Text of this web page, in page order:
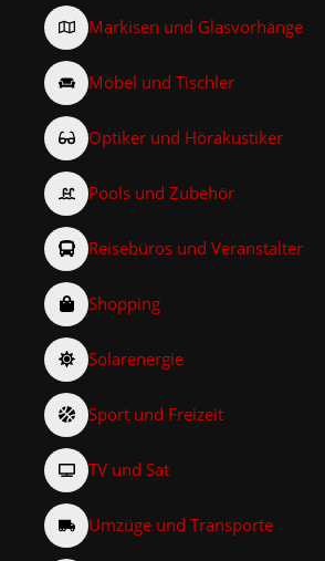
Markisen und Glasvorhänge
Möbel und Tischler
Optiker und Hörakustiker
Pools und Zubehör
Reisebüros und Veranstalter
Shopping
Solarenergie
Sport und Freizeit
TV und Sat
Umzüge und Transporte